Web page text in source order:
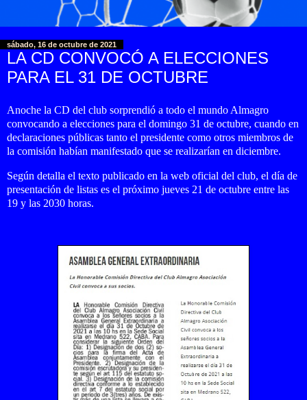
sábado, 16 de octubre de 2021
LA CD CONVOCÓ A ELECCIONES
PARA EL 31 DE OCTUBRE
Anoche la CD del club sorprendió a todo el mundo Almagro
convocando a elecciones para el domingo 31 de octubre, cuando en
declaraciones públicas tanto el presidente como otros miembros de
la comisión habían manifestado que se realizarían en diciembre.
Según detalla el texto publicado en la web oficial del club, el día de
presentación de listas es el próximo jueves 21 de octubre entre las
19 y las 2030 horas.